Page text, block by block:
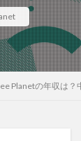
Planetの年収は